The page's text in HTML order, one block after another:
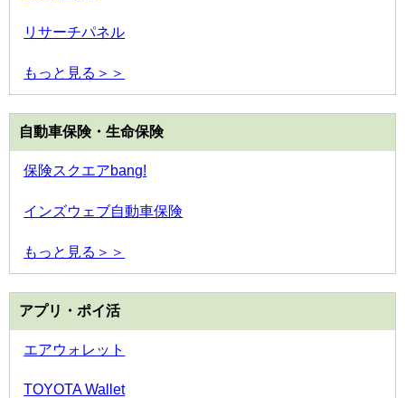
リサーチパネル
もっと見る＞＞
自動車保険・生命保険
保険スクエアbang!
インズウェブ自動車保険
もっと見る＞＞
アプリ・ポイ活
エアウォレット
TOYOTA Wallet